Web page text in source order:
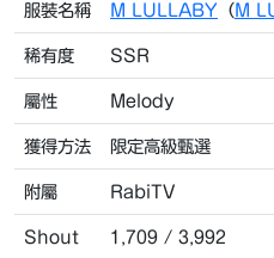
服裝名稱 M LULLABY （ M
稀有度 SSR
屬性 Melody
獲得方法 限定高級甄選
附屬 RabiTV
Shout 1,709 / 3,992